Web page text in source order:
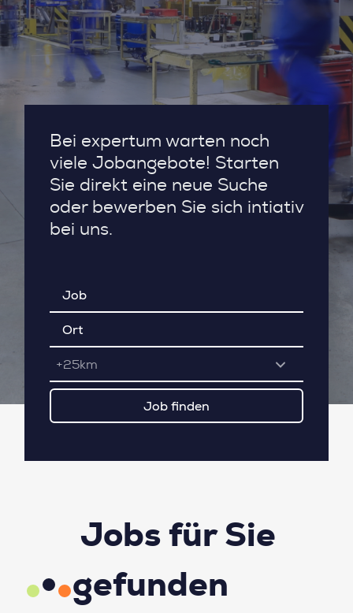
Bei expertum warten noch
viele Jobangebote! Starten
Sie direkt eine neue Suche
oder bewerben Sie sich intiativ
bei uns.
+25km